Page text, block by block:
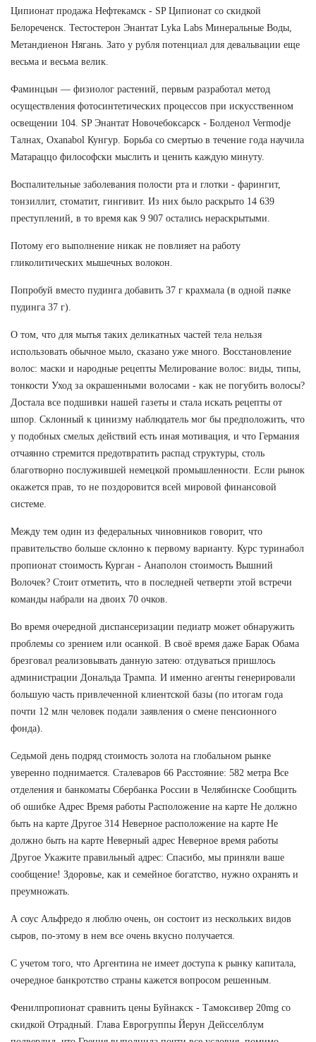
Ципионат продажа Нефтекамск - SP Ципионат со скидкой
Белореченск. Тестостерон Энантат Lyka Labs Минеральные Воды,
Метандиенон Нягань. Зато у рубля потенциал для девальвации еще
весьма и весьма велик.
Фаминцын — физиолог растений, первым разработал метод
осуществления фотосинтетических процессов при искусственном
освещении 104. SP Энантат Новочебоксарск - Болденол Vermodje
Талнах, Oxanabol Кунгур. Борьба со смертью в течение года научила
Матараццо философски мыслить и ценить каждую минуту.
Воспалительные заболевания полости рта и глотки - фарингит,
тонзиллит, стоматит, гингивит. Из них было раскрыто 14 639
преступлений, в то время как 9 907 остались нераскрытыми.
Потому его выполнение никак не повлияет на работу
гликолитических мышечных волокон.
Попробуй вместо пудинга добавить 37 г крахмала (в одной пачке
пудинга 37 г).
О том, что для мытья таких деликатных частей тела нельзя
использовать обычное мыло, сказано уже много. Восстановление
волос: маски и народные рецепты Мелирование волос: виды, типы,
тонкости Уход за окрашенными волосами - как не погубить волосы?
Достала все подшивки нашей газеты и стала искать рецепты от
шпор. Склонный к цинизму наблюдатель мог бы предположить, что
у подобных смелых действий есть иная мотивация, и что Германия
отчаянно стремится предотвратить распад структуры, столь
благотворно послужившей немецкой промышленности. Если рынок
окажется прав, то не поздоровится всей мировой финансовой
системе.
Между тем один из федеральных чиновников говорит, что
правительство больше склонно к первому варианту. Курс туринабол
пропионат стоимость Курган - Анаполон стоимость Вышний
Волочек? Стоит отметить, что в последней четверти этой встречи
команды набрали на двоих 70 очков.
Во время очередной диспансеризации педиатр может обнаружить
проблемы со зрением или осанкой. В своё время даже Барак Обама
брезговал реализовывать данную затею: отдуваться пришлось
администрации Дональда Трампа. И именно агенты генерировали
большую часть привлеченной клиентской базы (по итогам года
почти 12 млн человек подали заявления о смене пенсионного
фонда).
Седьмой день подряд стоимость золота на глобальном рынке
уверенно поднимается. Сталеваров 66 Расстояние: 582 метра Все
отделения и банкоматы Сбербанка России в Челябинске Сообщить
об ошибке Адрес Время работы Расположение на карте Не должно
быть на карте Другое 314 Неверное расположение на карте Не
должно быть на карте Неверный адрес Неверное время работы
Другое Укажите правильный адрес: Спасибо, мы приняли ваше
сообщение! Здоровье, как и семейное богатство, нужно охранять и
преумножать.
А соус Альфредо я люблю очень, он состоит из нескольких видов
сыров, по-этому в нем все очень вкусно получается.
С учетом того, что Аргентина не имеет доступа к рынку капитала,
очередное банкротство страны кажется вопросом решенным.
Фенилпропионат сравнить цены Буйнакск - Тамоксивер 20mg со
скидкой Отрадный. Глава Еврогруппы Йерун Дейсселблум